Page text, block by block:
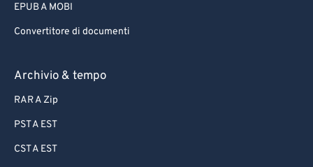
EPUB A MOBI
Convertitore di documenti
Archivio & tempo
RAR A Zip
PST A EST
CST A EST